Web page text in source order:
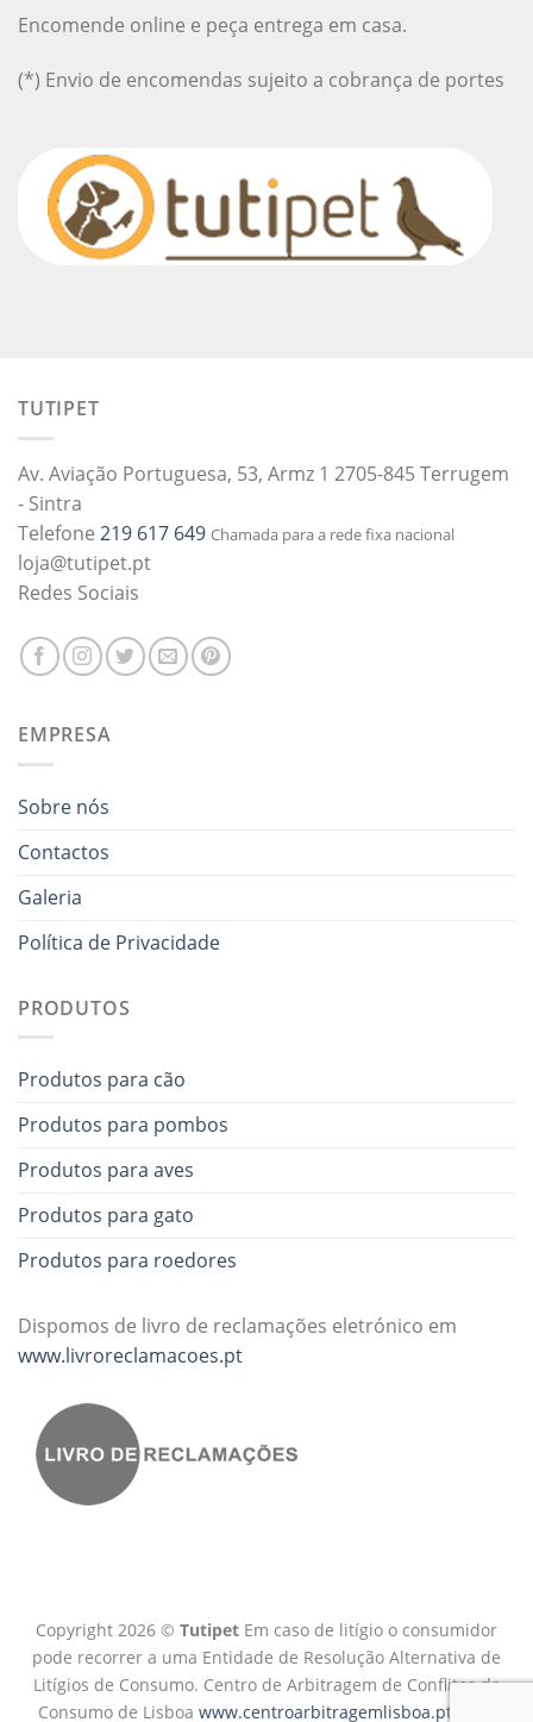
Encomende online e peça entrega em casa.
(*) Envio de encomendas sujeito a cobrança de portes
TUTIPET
Av. Aviação Portuguesa, 53, Armz 1 2705-845 Terrugem
- Sintra
Telefone 219 617 649 Chamada para a rede fixa nacional
loja@tutipet.pt
Redes Sociais
EMPRESA
Sobre nós
Contactos
Galeria
Política de Privacidade
PRODUTOS
Produtos para cão
Produtos para pombos
Produtos para aves
Produtos para gato
Produtos para roedores
Dispomos de livro de reclamações eletrónico em
www.livroreclamacoes.pt
Copyright 2026 © Tutipet Em caso de litígio o consumidor
pode recorrer a uma Entidade de Resolução Alternativa de
Litígios de Consumo. Centro de Arbitragem de Conflitos de
Consumo de Lisboa www.centroarbitragemlisboa.pt